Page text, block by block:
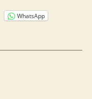
WhatsApp